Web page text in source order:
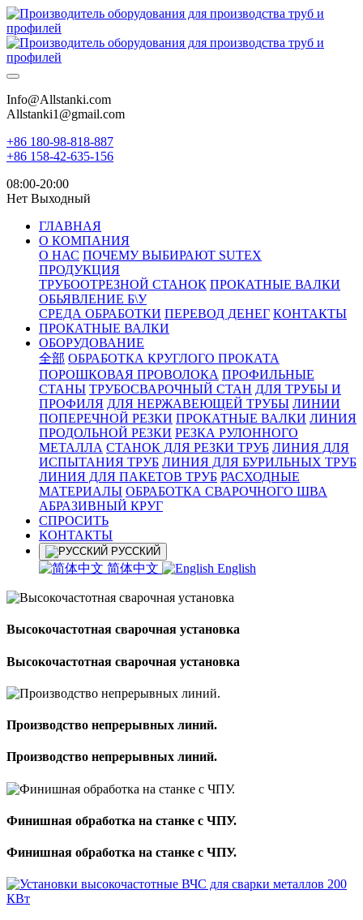
Info@Allstanki.com
Allstanki1@gmail.com
+86 180-98-818-887
+86 158-42-635-156
08:00-20:00
Нет Выходный
ГЛАВНАЯ
О КОМПАНИЯ
О НАС ПОЧЕМУ ВЫБИРАЮТ SUTEX
ПРОДУКЦИЯ
ТРУБООТРЕЗНОЙ СТАНОК ПРОКАТНЫЕ ВАЛКИ
ОБЬЯВЛЕНИЕ Б\У
СРЕДА ОБРАБОТКИ ПЕРЕВОД ДЕНЕГ КОНТАКТЫ
ПРОКАТНЫЕ ВАЛКИ
ОБОРУДОВАНИЕ
全部 ОБРАБОТКА КРУГЛОГО ПРОКАТА
ПОРОШКОВАЯ ПРОВОЛОКА ПРОФИЛЬНЫЕ
СТАНЫ ТРУБОСВАРОЧНЫЙ СТАН ДЛЯ ТРУБЫ И
ПРОФИЛЯ ДЛЯ НЕРЖАВЕЮЩЕЙ ТРУБЫ ЛИНИИ
ПОПЕРЕЧНОЙ РЕЗКИ ПРОКАТНЫЕ ВАЛКИ ЛИНИЯ
ПРОДОЛЬНОЙ РЕЗКИ РЕЗКА РУЛОННОГО
МЕТАЛЛА СТАНОК ДЛЯ РЕЗКИ ТРУБ ЛИНИЯ ДЛЯ
ИСПЫТАНИЯ ТРУБ ЛИНИЯ ДЛЯ БУРИЛЬНЫХ ТРУБ
ЛИНИЯ ДЛЯ ПАКЕТОВ ТРУБ РАСХОДНЫЕ
МАТЕРИАЛЫ OБРАБОТКА СВАРОЧНОГО ШВА
АБРАЗИВНЫЙ КРУГ
СПРОСИТЬ
КОНТАКТЫ
РУССКИЙ
简体中文 English
Высокочастотная сварочная установка
Высокочастотная сварочная установка
Производство непрерывных линий.
Производство непрерывных линий.
Финишная обработка на станке с ЧПУ.
Финишная обработка на станке с ЧПУ.